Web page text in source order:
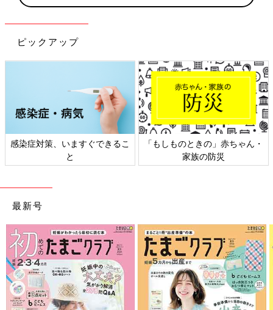
ピックアップ
・
日本外来小児科学会リーフレッ
六星占術 細木かおりさんの
相談
最新号